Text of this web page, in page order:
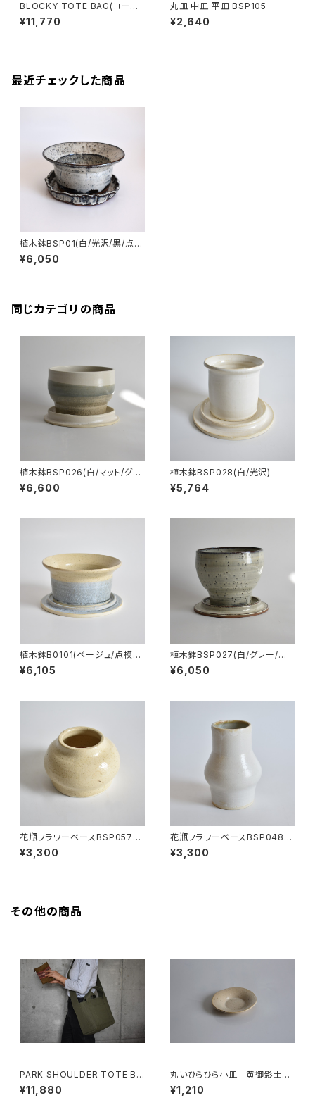
BLOCKY TOTE BAG(コーヒ
ー/ブラウン)
¥11,770
丸皿 中皿 平皿 BSP105
¥2,640
最近チェックした商品
植木鉢BSP01(白/光沢/黒/点模
様/グレー/赤土)
¥6,050
同じカテゴリの商品
植木鉢BSP026(白/マット/グレ
ー/ベージュ)
¥6,600
植木鉢BSP028(白/光沢)
¥5,764
植木鉢B0101(ベージュ/点模
様/マット/青/水色/緑)
¥6,105
植木鉢BSP027(白/グレー/点
模様/茶)
¥6,050
花瓶フラワーベースBSP057
(黄/ベージュ/点模様)
¥3,300
花瓶フラワーベースBSP048
(白/マット/茶/薄緑)
¥3,300
その他の商品
PARK SHOULDER TOTE BA
G (オリーブ/カーキ)
¥11,880
丸いひらひら小皿 黄御影土×
白失透釉
¥1,210